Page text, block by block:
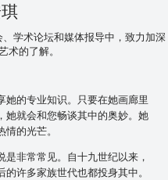
学术论坛和媒体报导中，致力加深
术的了解。
她的专业知识。只要在她画廊里
她就会和您畅谈其中的奥妙。她
的光芒。
非常常见。自十九世纪以来，
许多家族世代也都投身其中。